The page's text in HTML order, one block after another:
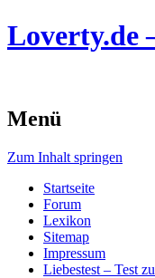
Loverty.de
Menü
Zum Inhalt springen
Startseite
Forum
Lexikon
Sitemap
Impressum
Liebestest – Test